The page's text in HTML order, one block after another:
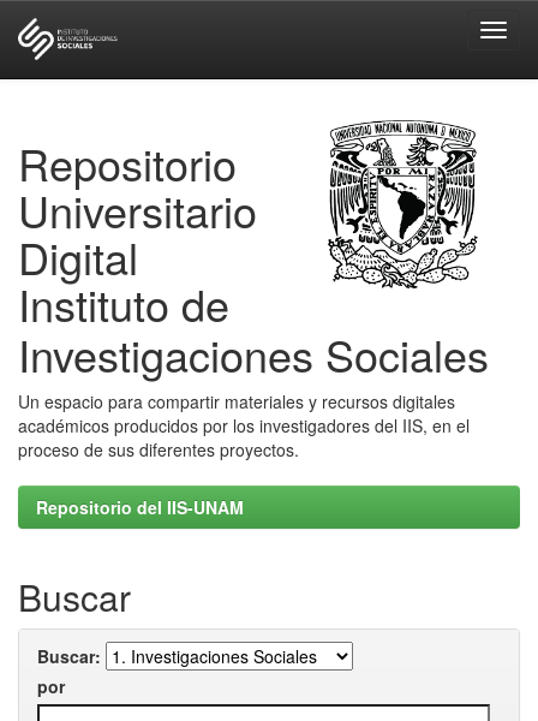
Repositorio
Universitario
Digital
Instituto de
Investigaciones Sociales
Un espacio para compartir materiales y recursos digitales
académicos producidos por los investigadores del IIS, en el
proceso de sus diferentes proyectos.
Repositorio del IIS-UNAM
Buscar
Buscar:
por